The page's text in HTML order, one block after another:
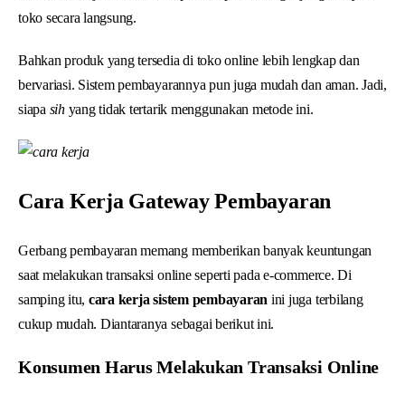
toko secara langsung.
Bahkan produk yang tersedia di toko online lebih lengkap dan
bervariasi. Sistem pembayarannya pun juga mudah dan aman. Jadi,
siapa sihyang tidak tertarik menggunakan metode ini.
Cara Kerja Gateway Pembayaran
Gerbang pembayaran memang memberikan banyak keuntungan
saat melakukan transaksi online seperti pada e-commerce. Di
samping itu, cara kerja sistem pembayaran ini juga terbilang
cukup mudah. Diantaranya sebagai berikut ini.
Konsumen Harus Melakukan Transaksi Online